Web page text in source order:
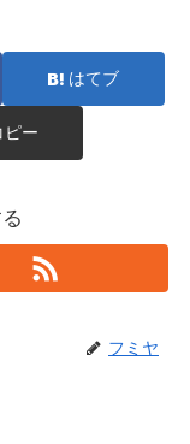
はてブ
ピー
フミヤ